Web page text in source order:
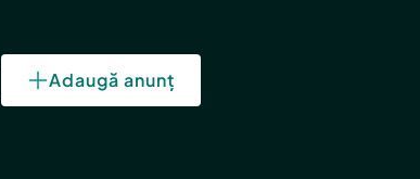
Adaugă anunț